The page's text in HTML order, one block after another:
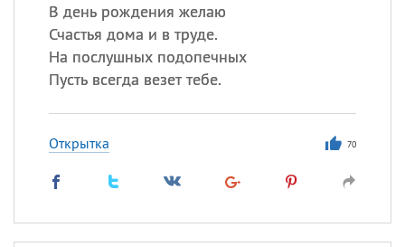
В день рождения желаю
Счастья дома и в труде.
На послушных подопечных
Пусть всегда везет тебе.
Открытка 70